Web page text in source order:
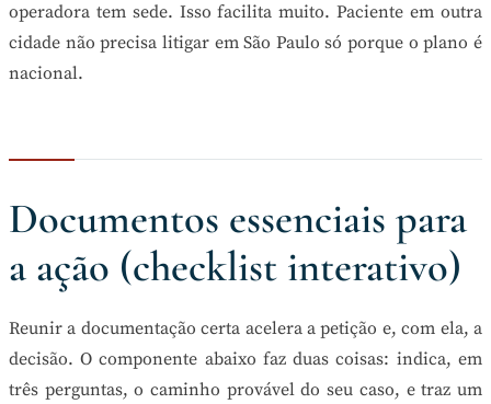
operadora tem sede. Isso facilita muito. Paciente em outra
cidade não precisa litigar em São Paulo só porque o plano é
nacional.
Documentos essenciais para
a ação (checklist interativo)
Reunir a documentação certa acelera a petição e, com ela, a
decisão. O componente abaixo faz duas coisas: indica, em
três perguntas, o caminho provável do seu caso, e traz um